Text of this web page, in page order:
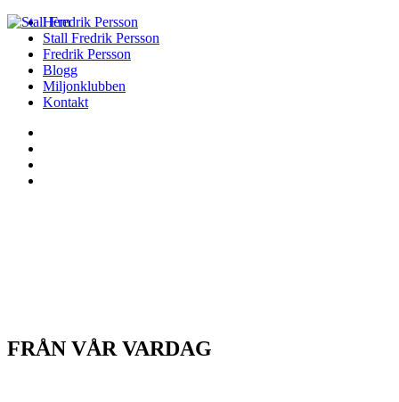
Hem
Stall Fredrik Persson
Fredrik Persson
Blogg
Miljonklubben
Kontakt
FRÅN VÅR VARDAG